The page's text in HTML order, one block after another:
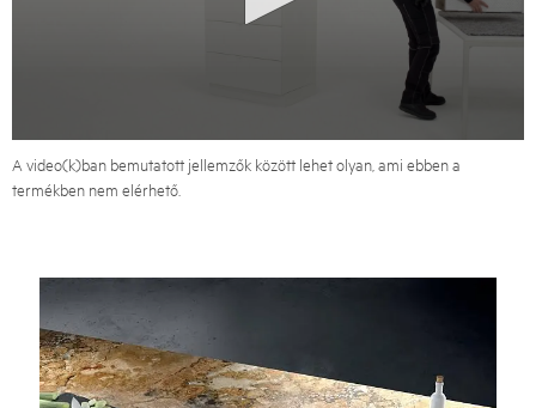
A video(k)ban bemutatott jellemzők között lehet olyan, ami ebben a
termékben nem elérhető.